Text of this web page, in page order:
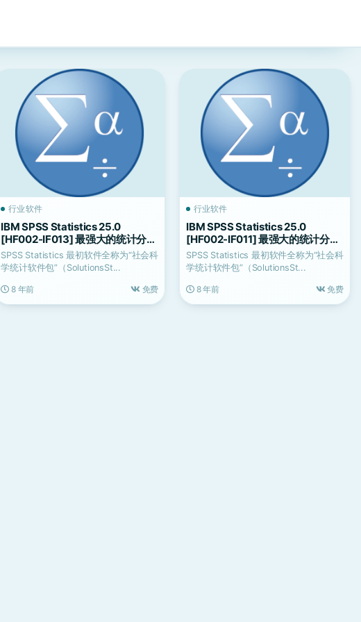
行业软件
IBM SPSS Statistics 25.0
[HF002-IF013] 最强大的统计分析
软件
SPSS Statistics 最初软件全称为“社会科
学统计软件包”（SolutionsSt...
8 年前 免费
行业软件
IBM SPSS Statistics 25.0
[HF002-IF011] 最强大的统计分析
软件
SPSS Statistics 最初软件全称为“社会科
学统计软件包”（SolutionsSt...
8 年前 免费